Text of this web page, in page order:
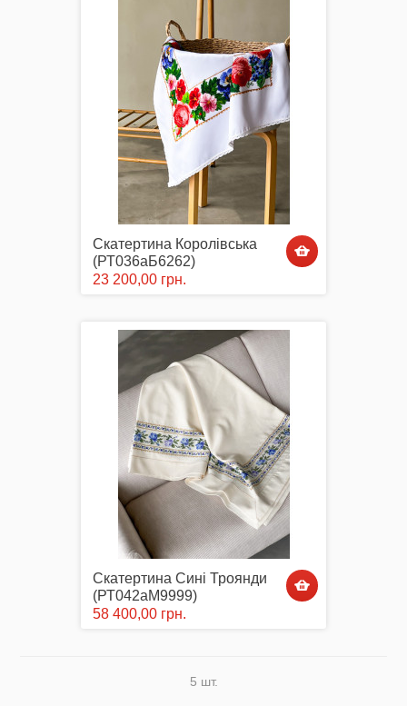
Скатертина Королівська
(РТ036аБ6262)
23 200,00 грн.
Скатертина Сині Троянди
(РТ042аМ9999)
58 400,00 грн.
5 шт.